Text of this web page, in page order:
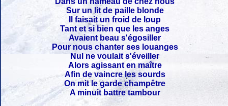
Sur un lit de paille blonde
Il faisait un froid de loup
Tant et si bien que les anges
Avaient beau s'égosiller
Pour nous chanter ses louanges
Nul ne voulait s'éveiller
Alors agissant en maître
Afin de vaincre les sourds
On mit le garde champêtre
A minuit battre tambour